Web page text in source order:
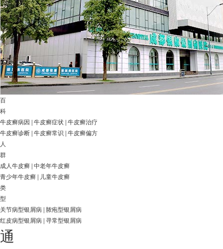
百
科
牛皮癣病因
牛皮癣症状 牛皮癣治疗
牛皮癣诊断 牛皮癣常识
牛皮癣偏方
人
群
成人牛皮癣 中老年牛皮癣
青少年牛皮癣
儿童牛皮癣
类
型
关节病型银屑病
脓疱型银屑病
红皮病型银屑病 寻常型银屑病
通